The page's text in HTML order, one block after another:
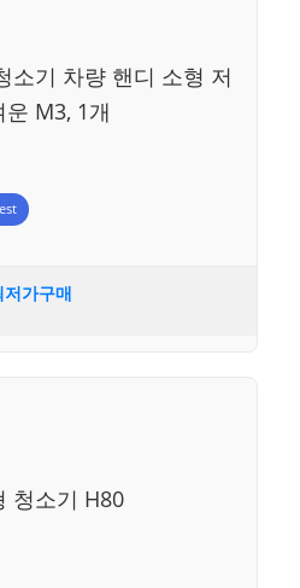
소기 차량 핸디 소형 저
M3, 1개
저가구매
청소기 H80